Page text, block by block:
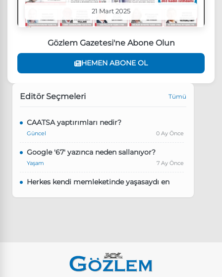
21 Mart 2025
Gözlem Gazetesi'ne Abone Olun
HEMEN ABONE OL
Editör Seçmeleri Tümü
CAATSA yaptırımları nedir?
Güncel 0 Ay Önce
Google '67' yazınca neden sallanıyor?
Yaşam 7 Ay Önce
Herkes kendi memleketinde yaşasaydı en
Instagram’da keşfet nasıl temizlenir?